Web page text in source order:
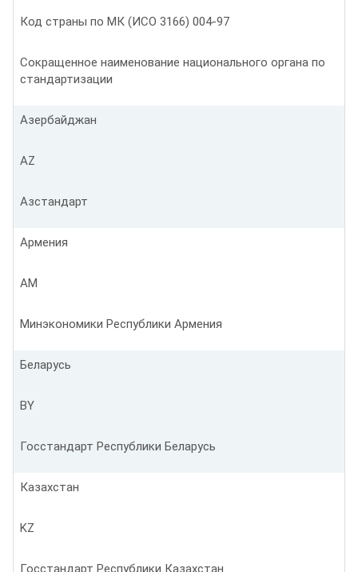
Код страны по МК (ИСО 3166) 004-97
Сокращенное наименование национального органа по
стандартизации
Азербайджан
AZ
Азстандарт
Армения
AM
Минэкономики Республики Армения
Беларусь
BY
Госстандарт Республики Беларусь
Казахстан
KZ
Госстандарт Республики Казахстан